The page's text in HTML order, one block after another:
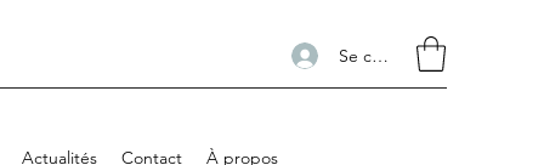
Se connecter
Actualités Contact À propos